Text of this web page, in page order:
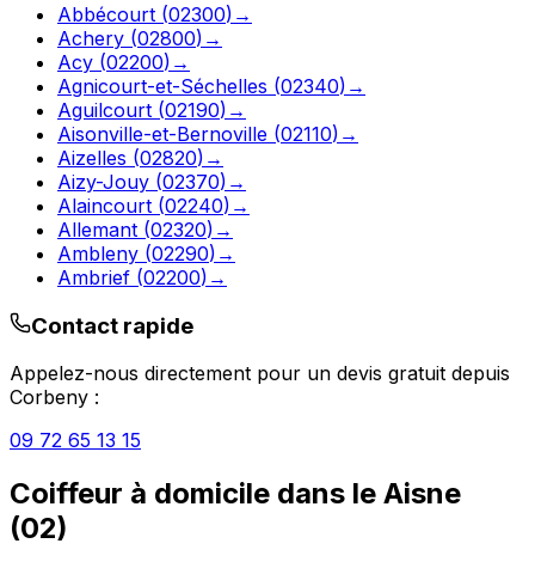
Abbécourt (02300) →
Achery (02800) →
Acy (02200) →
Agnicourt-et-Séchelles (02340) →
Aguilcourt (02190) →
Aisonville-et-Bernoville (02110) →
Aizelles (02820) →
Aizy-Jouy (02370) →
Alaincourt (02240) →
Allemant (02320) →
Ambleny (02290) →
Ambrief (02200) →
Contact rapide
Appelez-nous directement pour un devis gratuit depuis
Corbeny :
09 72 65 13 15
Coiffeur à domicile dans le Aisne
(02)